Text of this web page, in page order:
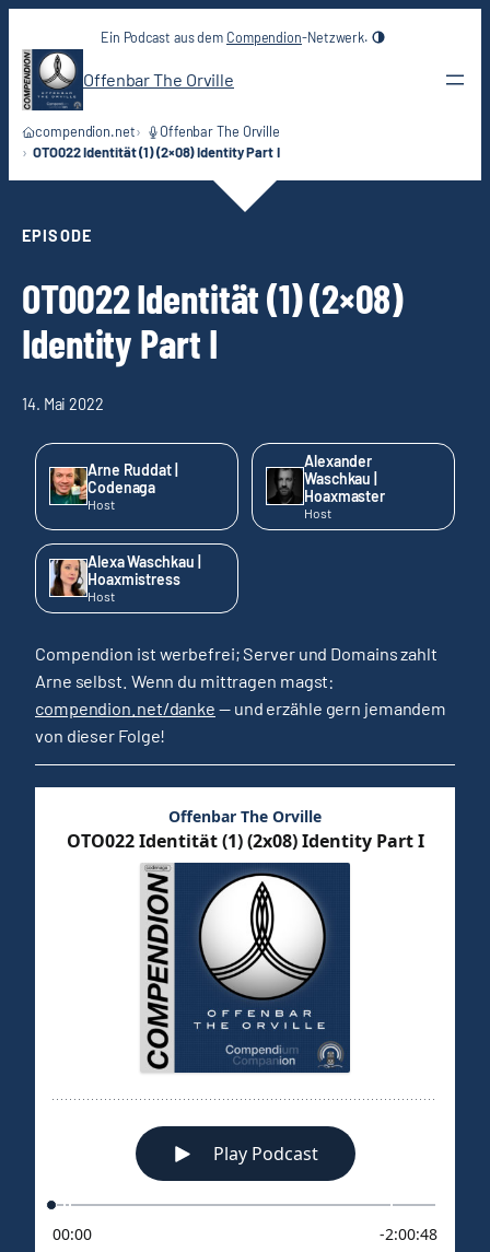
Inhalt
springen
Ein Podcast aus dem Compendion-Netzwerk.
Offenbar The Orville
compendion.net
Offenbar The Orville
OTO022 Identität (1) (2×08) Identity Part I
EPISODE
OTO022 Identität (1) (2×08)
Identity Part I
14. Mai 2022
Arne Ruddat |
Codenaga
Host
Alexander
Waschkau |
Hoaxmaster
Host
Alexa Waschkau |
Hoaxmistress
Host
Compendion ist werbefrei; Server und Domains zahlt
Arne selbst. Wenn du mittragen magst:
compendion.net/danke — und erzähle gern jemandem
von dieser Folge!